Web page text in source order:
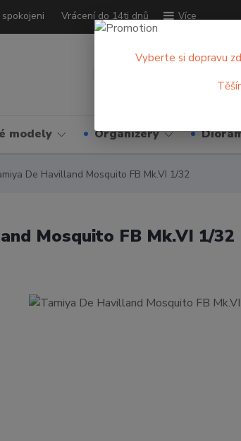
Vrácení do 14ti dnů Více
modely Organizéry
De Havilland Mosquito FB Mk.VI 1/32
Mosquito FB Mk.VI 1/32
Vyberte si dopravu